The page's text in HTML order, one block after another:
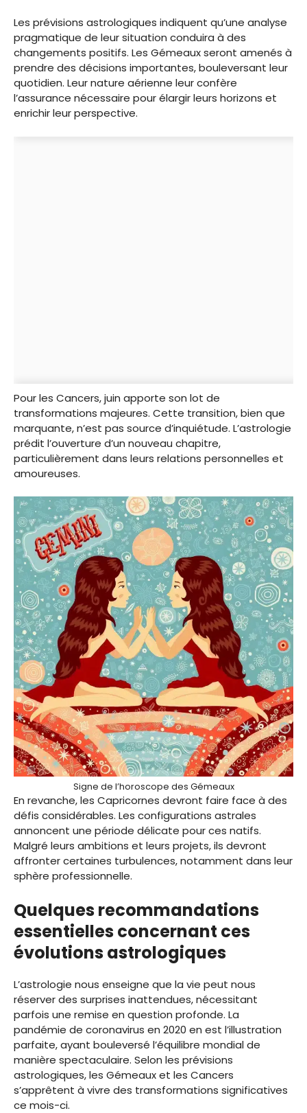
Les prévisions astrologiques indiquent qu’une analyse
pragmatique de leur situation conduira à des
changements positifs. Les Gémeaux seront amenés à
prendre des décisions importantes, bouleversant leur
quotidien. Leur nature aérienne leur confère
l’assurance nécessaire pour élargir leurs horizons et
enrichir leur perspective.
Pour les Cancers, juin apporte son lot de
transformations majeures. Cette transition, bien que
marquante, n’est pas source d’inquiétude. L’astrologie
prédit l’ouverture d’un nouveau chapitre,
particulièrement dans leurs relations personnelles et
amoureuses.
Signe de l’horoscope des Gémeaux
En revanche, les Capricornes devront faire face à des
défis considérables. Les configurations astrales
annoncent une période délicate pour ces natifs.
Malgré leurs ambitions et leurs projets, ils devront
affronter certaines turbulences, notamment dans leur
sphère professionnelle.
Quelques recommandations
essentielles concernant ces
évolutions astrologiques
L’astrologie nous enseigne que la vie peut nous
réserver des surprises inattendues, nécessitant
parfois une remise en question profonde. La
pandémie de coronavirus en 2020 en est l’illustration
parfaite, ayant bouleversé l’équilibre mondial de
manière spectaculaire. Selon les prévisions
astrologiques, les Gémeaux et les Cancers
s’apprêtent à vivre des transformations significatives
ce mois-ci.